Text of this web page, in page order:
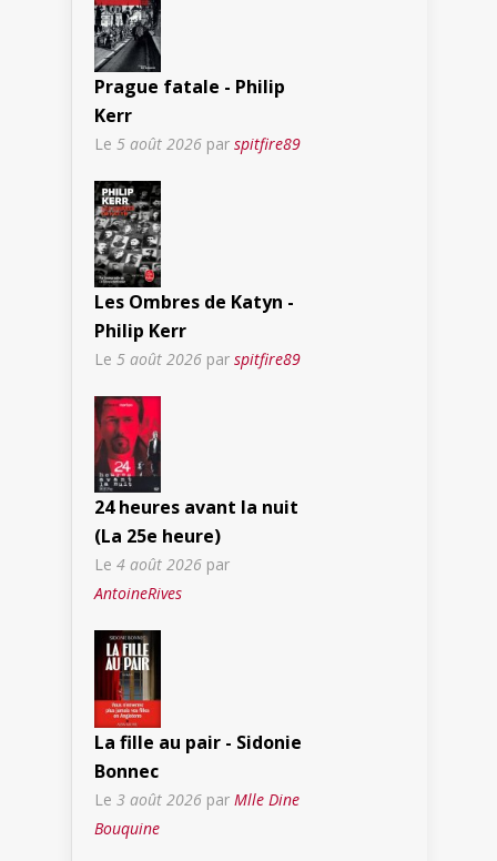
Prague fatale - Philip
Kerr
Le 5 août 2026 par spitfire89
Les Ombres de Katyn -
Philip Kerr
Le 5 août 2026 par spitfire89
24 heures avant la nuit
(La 25e heure)
Le 4 août 2026 par
AntoineRives
La fille au pair - Sidonie
Bonnec
Le 3 août 2026 par Mlle Dine
Bouquine